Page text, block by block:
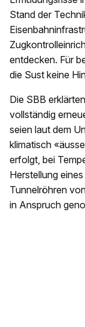
Stand der
entdecken. Für
die Sust keine
Die SBB
vollständig
seien laut dem
klimatisch
erfolgt, bei
Herstellung
Tunnelröhren
in Anspruch